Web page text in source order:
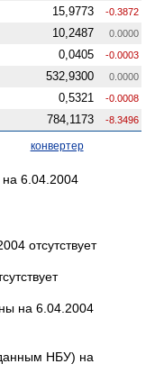
15,9773 -0.3872
10,2487 0.0000
0,0405 -0.0003
532,9300 0.0000
0,5321 -0.0008
784,1173 -8.3496
конвертер
6.04.2004
отсутствует
на 6.04.2004
НБУ) на